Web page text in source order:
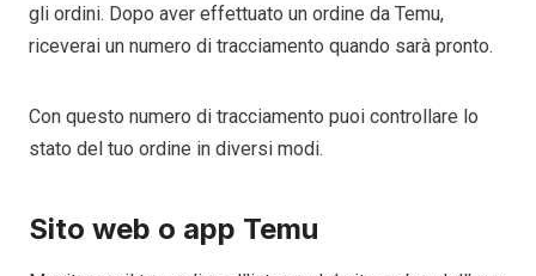
gli ordini. Dopo aver effettuato un ordine da Temu,
riceverai un numero di tracciamento quando sarà pronto.
Con questo numero di tracciamento puoi controllare lo
stato del tuo ordine in diversi modi.
Sito web o app Temu